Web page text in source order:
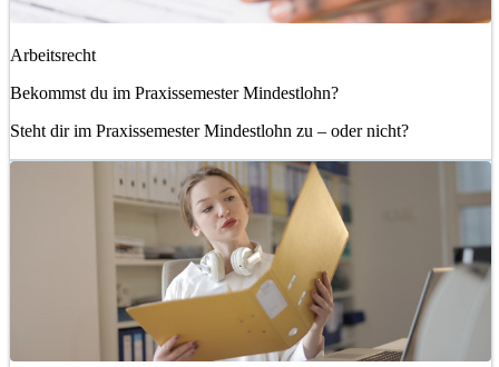
Arbeitsrecht
Bekommst du im Praxissemester Mindestlohn?
Steht dir im Praxissemester Mindestlohn zu – oder nicht?